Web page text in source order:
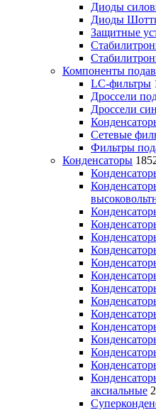
Диоды
Диоды
Защитные
Компоненты
LC-фильтры
Дроссели
Дроссели
Сетевые
Фильтры
Конденсаторы
аксиальные